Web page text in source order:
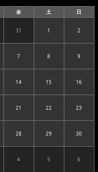
金
曜
土
曜
日
曜
312026.07.31 12026.08.01 2
72026.08.07 82026.08.08 9
142026.08.14 152026.08.15 16
212026.08.21 222026.08.22 23
282026.08.28 292026.08.29 30
42026.09.04 52026.09.05 6